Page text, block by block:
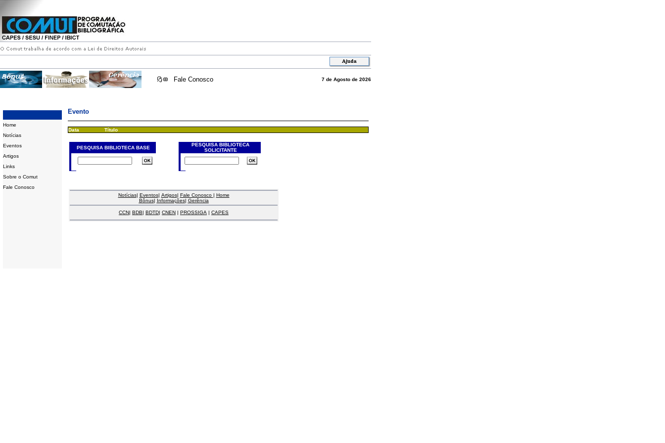
Fale Conosco 7 de Agosto de 2026
Home
Notícias
Eventos
Artigos
Links
Sobre o Comut
Fale Conosco
Evento
Data Título
PESQUISA BIBLIOTECA BASE
PESQUISA BIBLIOTECA
SOLICITANTE
Notícias| Eventos| Artigos| Fale Conosco | Home
Bônus| Informações| Gerência
CCN| BDB| BDTD| CNEN | PROSSIGA | CAPES